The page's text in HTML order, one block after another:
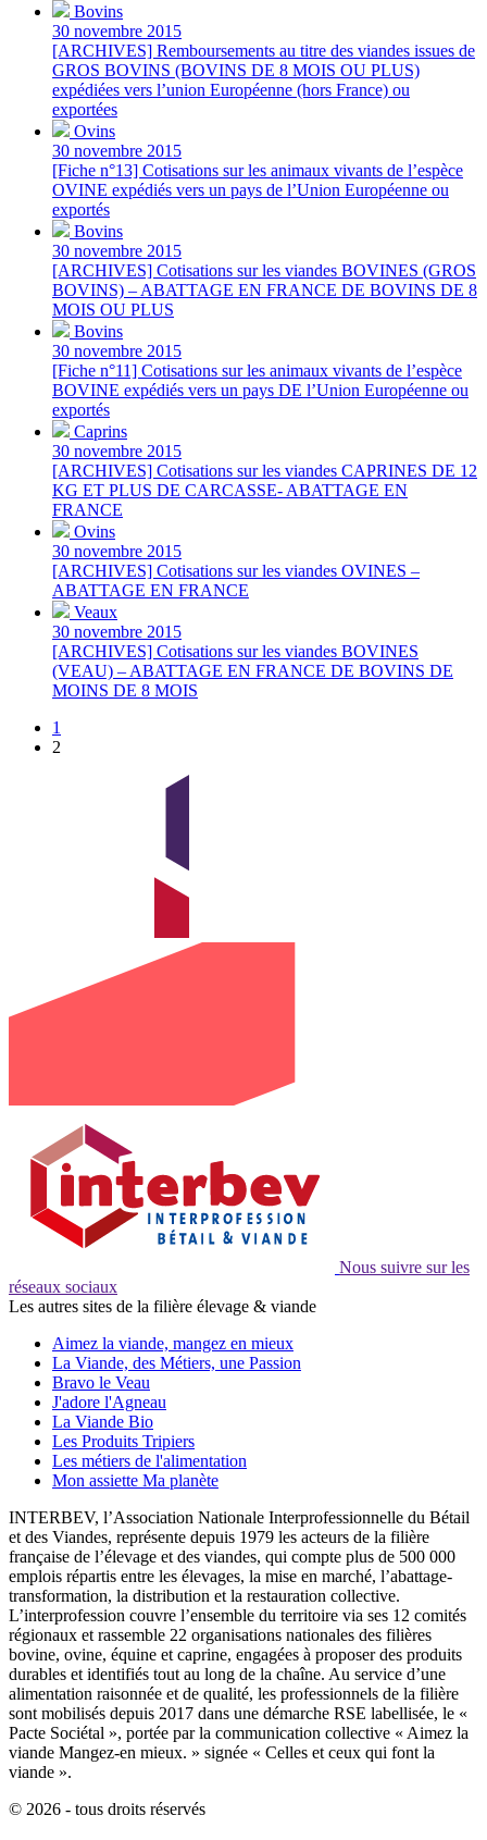
Bovins
30 novembre 2015
[ARCHIVES] Remboursements au titre des viandes issues de
GROS BOVINS (BOVINS DE 8 MOIS OU PLUS)
expédiées vers l’union Européenne (hors France) ou
exportées
Ovins
30 novembre 2015
[Fiche n°13] Cotisations sur les animaux vivants de l’espèce
OVINE expédiés vers un pays de l’Union Européenne ou
exportés
Bovins
30 novembre 2015
[ARCHIVES] Cotisations sur les viandes BOVINES (GROS
BOVINS) – ABATTAGE EN FRANCE DE BOVINS DE 8
MOIS OU PLUS
Bovins
30 novembre 2015
[Fiche n°11] Cotisations sur les animaux vivants de l’espèce
BOVINE expédiés vers un pays DE l’Union Européenne ou
exportés
Caprins
30 novembre 2015
[ARCHIVES] Cotisations sur les viandes CAPRINES DE 12
KG ET PLUS DE CARCASSE- ABATTAGE EN
FRANCE
Ovins
30 novembre 2015
[ARCHIVES] Cotisations sur les viandes OVINES –
ABATTAGE EN FRANCE
Veaux
30 novembre 2015
[ARCHIVES] Cotisations sur les viandes BOVINES
(VEAU) – ABATTAGE EN FRANCE DE BOVINS DE
MOINS DE 8 MOIS
1
2
Nous suivre sur les
réseaux sociaux
Les autres sites de la filière élevage & viande
Aimez la viande, mangez en mieux
La Viande, des Métiers, une Passion
Bravo le Veau
J'adore l'Agneau
La Viande Bio
Les Produits Tripiers
Les métiers de l'alimentation
Mon assiette Ma planète
INTERBEV, l’Association Nationale Interprofessionnelle du Bétail
et des Viandes, représente depuis 1979 les acteurs de la filière
française de l’élevage et des viandes, qui compte plus de 500 000
emplois répartis entre les élevages, la mise en marché, l’abattage-
transformation, la distribution et la restauration collective.
L’interprofession couvre l’ensemble du territoire via ses 12 comités
régionaux et rassemble 22 organisations nationales des filières
bovine, ovine, équine et caprine, engagées à proposer des produits
durables et identifiés tout au long de la chaîne. Au service d’une
alimentation raisonnée et de qualité, les professionnels de la filière
sont mobilisés depuis 2017 dans une démarche RSE labellisée, le «
Pacte Sociétal », portée par la communication collective « Aimez la
viande Mangez-en mieux. » signée « Celles et ceux qui font la
viande ».
© 2026 - tous droits réservés